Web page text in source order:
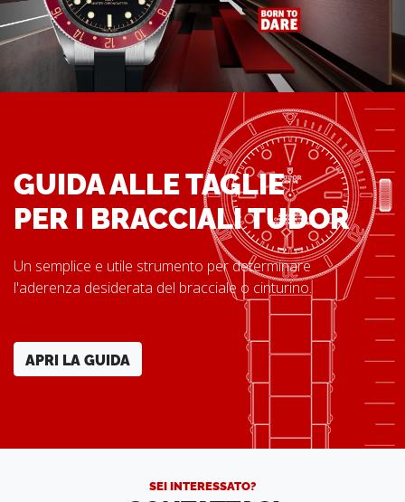
GUIDA ALLE TAGLIE
PER I BRACCIALI TUDOR
Un semplice e utile strumento per determinare
l'aderenza desiderata del bracciale o cinturino.
APRI LA GUIDA
SEI INTERESSATO?